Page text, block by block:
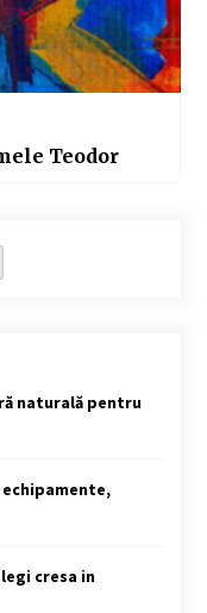
Teodor
naturală pentru
cresa in